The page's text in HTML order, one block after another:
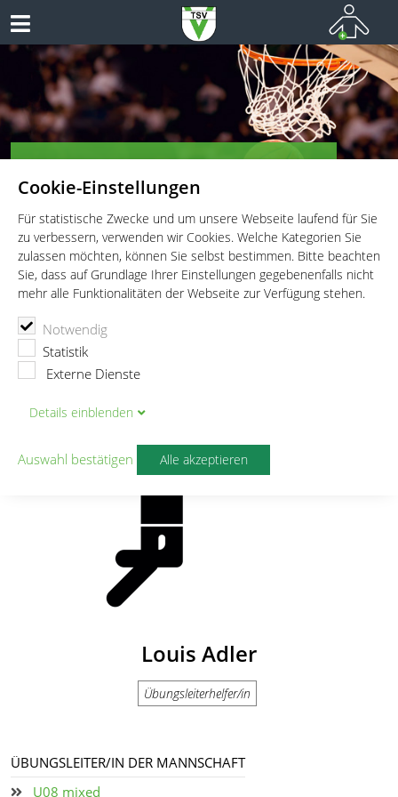
Cookie-Einstellungen
Für statistische Zwecke und um unsere Webseite laufend für Sie
zu verbessern, verwenden wir Cookies. Welche Kategorien Sie
zulassen möchten, können Sie selbst bestimmen. Bitte beachten
Sie, dass auf Grundlage Ihrer Einstellungen gegebenenfalls nicht
mehr alle Funktionalitäten der Webseite zur Verfügung stehen.
Notwendig
Statistik
Externe Dienste
Details einblenden
Auswahl bestätigen Alle akzeptieren
VATERSTETTEN BASKETBALL
TSV Vaterstetten e.V.
Louis Adler
Übungsleiterhelfer/in
ÜBUNGSLEITER/IN DER MANNSCHAFT
U08 mixed